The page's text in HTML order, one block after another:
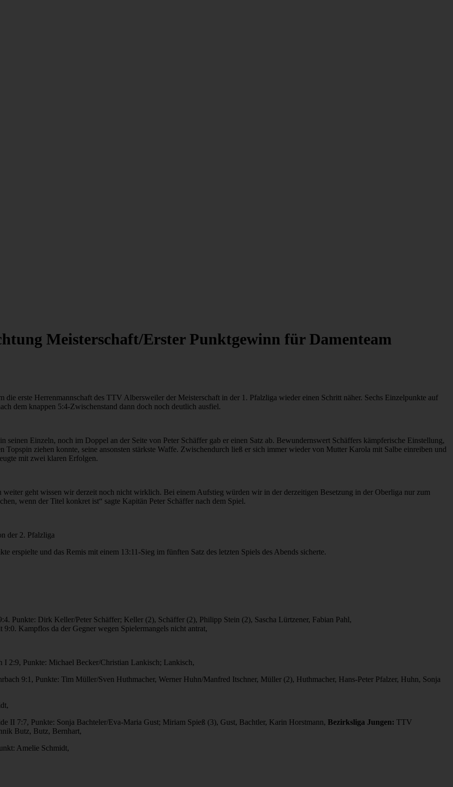
Meisterschaft/Erster Punktgewinn für Damenteam
erste Herrenmannschaft des TTV Albersweiler der Meisterschaft in der 1. Pfalzliga wieder einen Schritt näher. Sechs Einzelpunkte auf
dem knappen 5:4-Zwischenstand dann doch noch deutlich ausfiel.
seinen Einzeln, noch im Doppel an der Seite von Peter Schäffer gab er einen Satz ab. Bewundernswert Schäffers kämpferische Einstellung,
Topspin ziehen konnte, seine ansonsten stärkste Waffe. Zwischendurch ließ er sich immer wieder von Mutter Karola mit Salbe einreiben und
mit zwei klaren Erfolgen.
weiter geht wissen wir derzeit noch nicht wirklich. Bei einem Aufstieg würden wir in der derzeitigen Besetzung in der Oberliga nur zum
wenn der Titel konkret ist“ sagte Kapitän Peter Schäffer nach dem Spiel.
der 2. Pfalzliga
erspielte und das Remis mit einem 13:11-Sieg im fünften Satz des letzten Spiels des Abends sicherte.
Punkte: Dirk Keller/Peter Schäffer; Keller (2), Schäffer (2), Philipp Stein (2), Sascha Lürtzener, Fabian Pahl,
Kampflos da der Gegner wegen Spielermangels nicht antrat,
2:9, Punkte: Michael Becker/Christian Lankisch; Lankisch,
9:1, Punkte: Tim Müller/Sven Huthmacher, Werner Huhn/Manfred Itschner, Müller (2), Huthmacher, Hans-Peter Pfalzer, Huhn, Sonja
II 7:7, Punkte: Sonja Bachteler/Eva-Maria Gust; Miriam Spieß (3), Gust, Bachtler, Karin Horstmann, Bezirksliga Jungen: TTV
Butz, Butz, Bernhart,
Amelie Schmidt,